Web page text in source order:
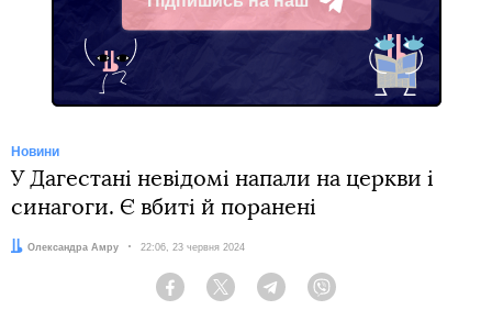
Telegram
Новини
У Дагестані невідомі напали на церкви і
синагоги. Є вбиті й поранені
Автор:
Олександра Амру Дата:
22:06, 23 червня 2024
Facebook Twitter Telegram